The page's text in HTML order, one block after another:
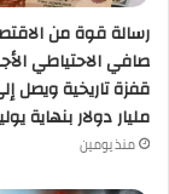
رسالة قوة من
صافي الاحتياطي
مليار دولار بنهاية
منذ يومين